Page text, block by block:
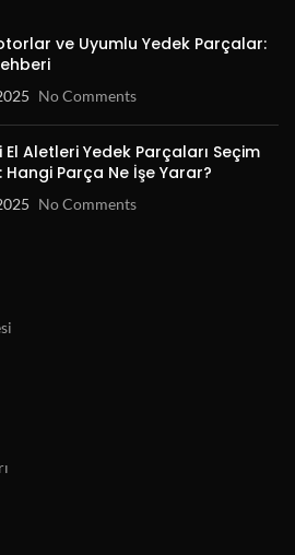
ve Uyumlu Yedek Parçalar:
No Comments
El Aletleri Yedek Parçaları Seçim
Hangi Parça Ne İşe Yarar?
No Comments